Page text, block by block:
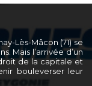
Lès-Mâcon (71) se
Mais l’arrivée d’un
de la capitale et
bouleverser leur